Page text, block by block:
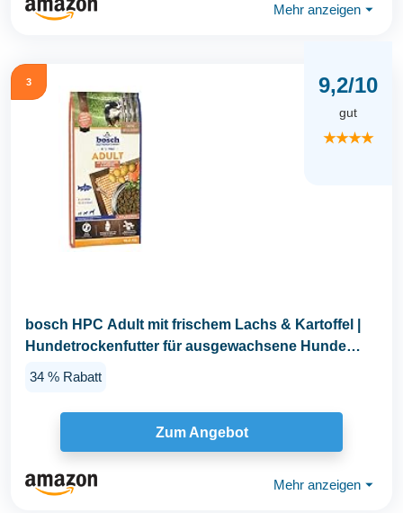
Mehr anzeigen ⏷
3 9,2/10
gut
★★★★
bosch HPC Adult mit frischem Lachs & Kartoffel |
Hundetrockenfutter für ausgewachsene Hunde
34 % Rabatt
Zum Angebot
Mehr anzeigen ⏷